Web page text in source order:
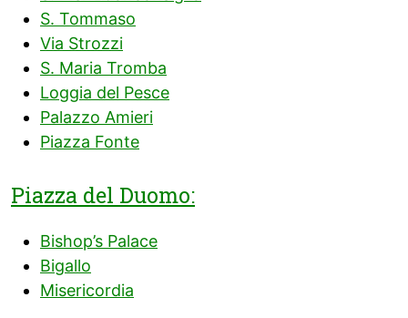
S. Tommaso
Via Strozzi
S. Maria Tromba
Loggia del Pesce
Palazzo Amieri
Piazza Fonte
Piazza del Duomo:
Bishop’s Palace
Bigallo
Misericordia